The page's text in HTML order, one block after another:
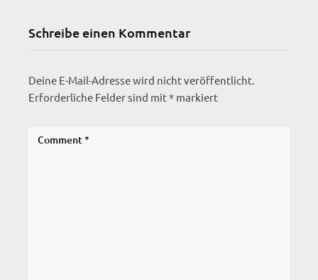
Schreibe einen Kommentar
Deine E-Mail-Adresse wird nicht veröffentlicht.
Erforderliche Felder sind mit* markiert